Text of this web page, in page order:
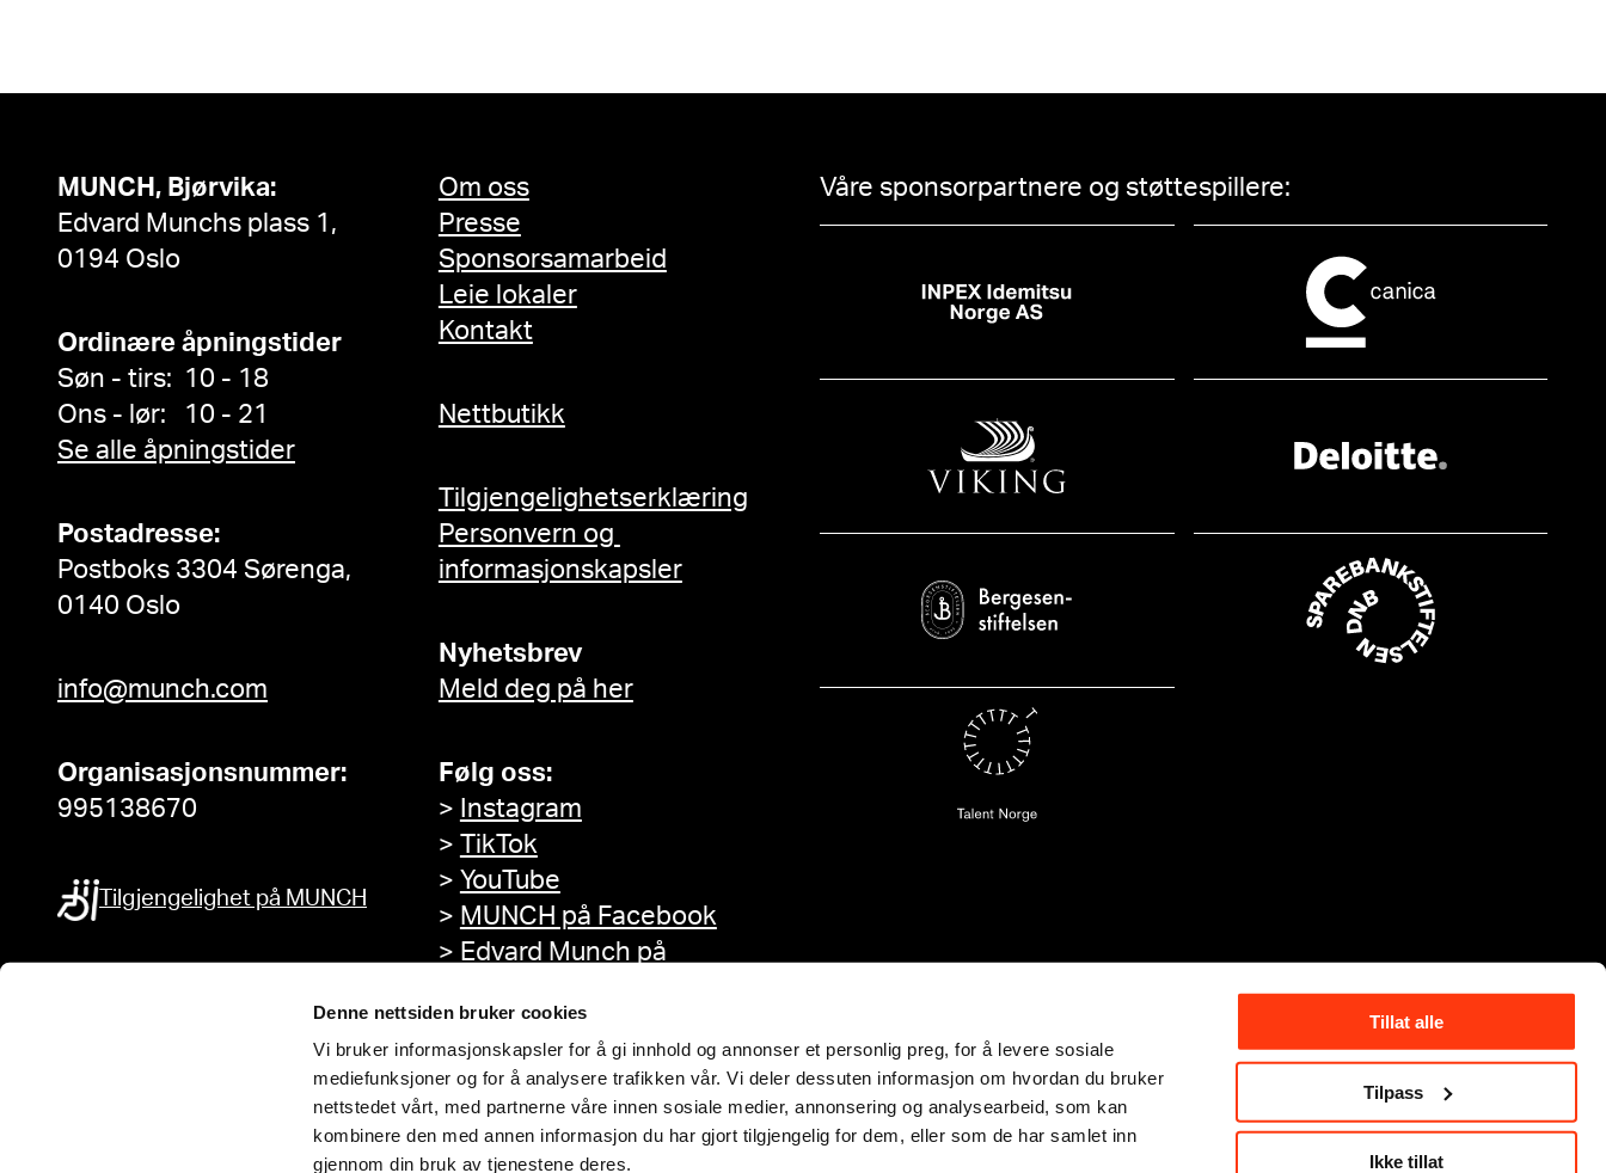
Denne nettsiden bruker cookies
Vi bruker informasjonskapsler for å gi innhold og annonser et personlig preg, for å levere sosiale
mediefunksjoner og for å analysere trafikken vår. Vi deler dessuten informasjon om hvordan du bruker
nettstedet vårt, med partnerne våre innen sosiale medier, annonsering og analysearbeid, som kan
kombinere den med annen informasjon du har gjort tilgjengelig for dem, eller som de har samlet inn
gjennom din bruk av tjenestene deres.
Tillat alle
Tilpass
Ikke tillat
MUNCH, Bjørvika:
Edvard Munchs plass 1,
0194 Oslo
Ordinære åpningstider
Søn - tirs: 10 - 18
Ons - lør: 10 - 21
Se alle åpningstider
Postadresse:
Postboks 3304 Sørenga,
0140 Oslo
info@munch.com
Organisasjonsnummer:
995138670
Tilgjengelighet på MUNCH
Om oss
Presse
Sponsorsamarbeid
Leie lokaler
Kontakt
Nettbutikk
Tilgjengelighetserklæring
Personvern og
informasjonskapsler
Nyhetsbrev
Meld deg på her
Følg oss:
> Instagram
> TikTok
> YouTube
> MUNCH på Facebook
> Edvard Munch på
Våre sponsorpartnere og støttespillere: